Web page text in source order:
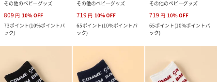
その他のベビーグッズ
809 円 10%OFF
73ポイント(10%ポイントバ
ック)
その他のベビーグッズ
719 円 10%OFF
65ポイント(10%ポイントバ
ック)
その他のベビーグッズ
719 円 10%OFF
65ポイント(10%ポイントバ
ック)